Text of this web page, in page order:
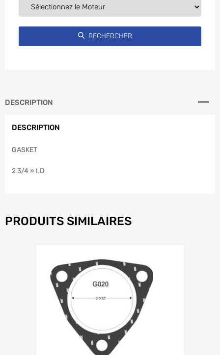
DESCRIPTION
DESCRIPTION
GASKET
2 3/4 » I.D
PRODUITS SIMILAIRES